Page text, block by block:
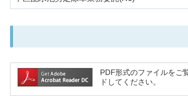
PDF形式のファイルをご
ドしてください。